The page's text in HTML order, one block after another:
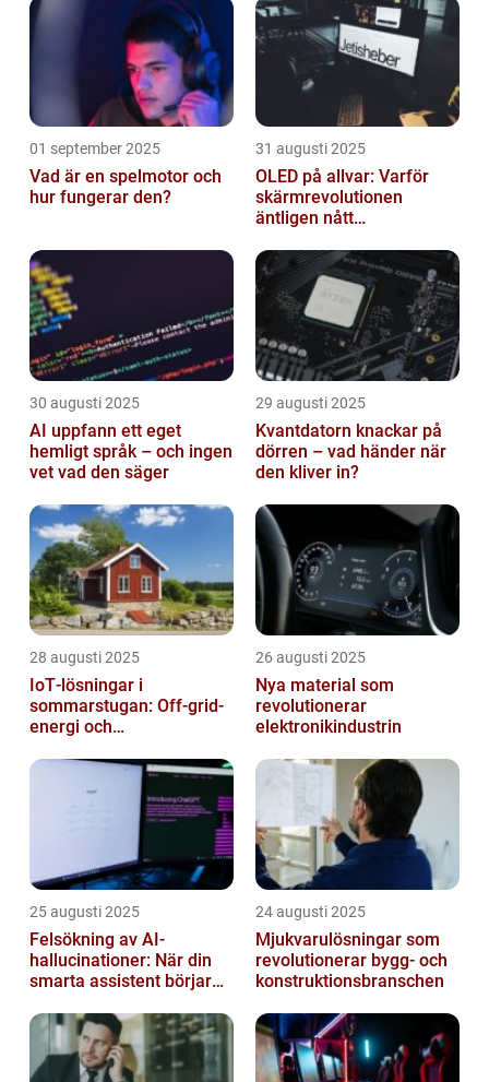
01 september 2025
Vad är en spelmotor och
hur fungerar den?
31 augusti 2025
OLED på allvar: Varför
skärmrevolutionen
äntligen nått
30 augusti 2025
AI uppfann ett eget
hemligt språk – och ingen
vet vad den säger
29 augusti 2025
Kvantdatorn knackar på
dörren – vad händer när
den kliver in?
28 augusti 2025
IoT‑lösningar i
sommarstugan: Off‑grid-
energi och
26 augusti 2025
Nya material som
revolutionerar
elektronikindustrin
25 augusti 2025
Felsökning av AI-
hallucinationer: När din
smarta assistent börjar
24 augusti 2025
Mjukvarulösningar som
revolutionerar bygg- och
konstruktionsbranschen